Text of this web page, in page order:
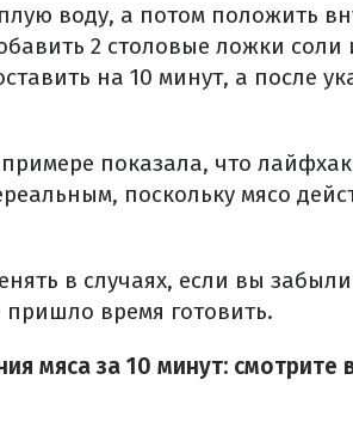
воду, а потом положить
2 столовые ложки соли
на 10 минут, а после
показала, что
поскольку мясо
в случаях, если вы
время готовить.
мяса за 10 минут: смотрите